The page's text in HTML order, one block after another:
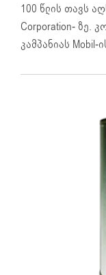
100 წლის თავს
Corporation- ზე.
კამპანიას Mobil-